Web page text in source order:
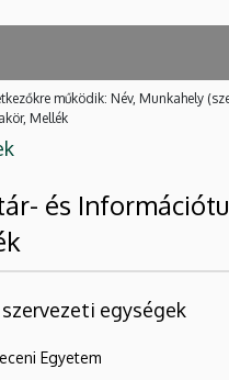
működik: Név, Munkahely
Mellék
és
egységek
Egyetem